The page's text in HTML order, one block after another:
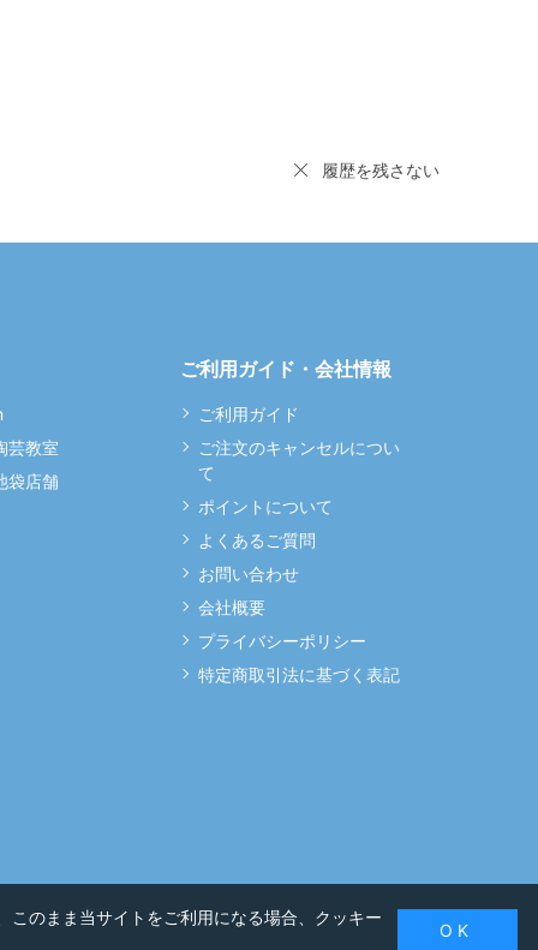
履歴を残さない
芸教室
袋店舗
ご利用ガイド・会社情報
ご利用ガイド
ご注文のキャンセルについ
て
ポイントについて
よくあるご質問
お問い合わせ
会社概要
プライバシーポリシー
特定商取引法に基づく表記
このまま当サイトをご利用になる場合、クッキー
O K